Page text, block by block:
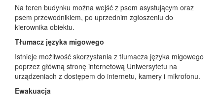
Na teren budynku można wejść z psem asystującym oraz
psem przewodnikiem, po uprzednim zgłoszeniu do
kierownika obiektu.
Tłumacz języka migowego
Istnieje możliwość skorzystania z tłumacza języka migowego
poprzez główną stronę internetową Uniwersytetu na
urządzeniach z dostępem do internetu, kamery i mikrofonu.
Ewakuacja